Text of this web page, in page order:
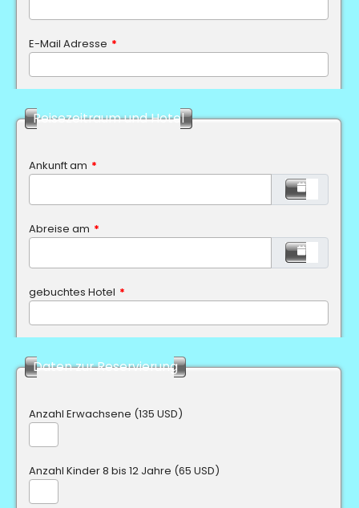
E-Mail Adresse *
Reisezeitraum und Hotel
Ankunft am *
Abreise am *
gebuchtes Hotel *
Daten zur Reservierung
Anzahl Erwachsene (135 USD)
Anzahl Kinder 8 bis 12 Jahre (65 USD)